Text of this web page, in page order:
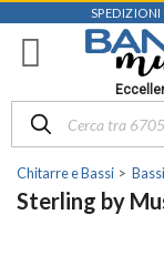
Chitarre e Bassi Bassi
Sterling by